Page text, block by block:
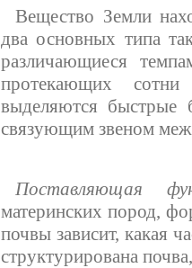
Вещество Земли
два основных типа
различающиеся
протекающих сотни
выделяются быстрые
связующим звеном
Поставляющая
материнских пород,
почвы зависит, какая
структурирована